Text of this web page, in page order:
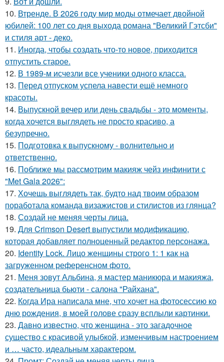
10. Втренде. В 2026 году мир моды отмечает двойной
юбилей: 100 лет со дня выхода романа "Великий Гэтсби"
и стиля арт - деко.
11. Иногда, чтобы создать что-то новое, приходится
отпустить старое.
12. В 1989-м исчезли все ученики одного класса.
13. Перед отпуском успела навести ещё немного
красоты.
14. Выпускной вечер или день свадьбы - это моменты,
когда хочется выглядеть не просто красиво, а
безупречно.
15. Подготовка к выпускному - волнительно и
ответственно.
16. Поближе мы рассмотрим макияж чейз инфинити с
"Met Gala 2026":
17. Хочешь выглядеть так, будто над твоим образом
поработала команда визажистов и стилистов из глянца?
18. Создай не меняя черты лица.
19. Для Crimson Desert выпустили модификацию,
которая добавляет полноценный редактор персонажа.
20. Identity Lock. Лицо женщины строго 1: 1 как на
загруженном референсном фото.
21. Меня зовут Альбина, я мастер маникюра и макияжа,
создательница бьюти - салона "Райхана".
22. Когда Ира написала мне, что хочет на фотосессию ко
дню рождения, в моей голове сразу всплыли картинки.
23. Давно известно, что женщина - это загадочное
существо с красивой улыбкой, изменчивым настроением
и … часто, идеальным характером.